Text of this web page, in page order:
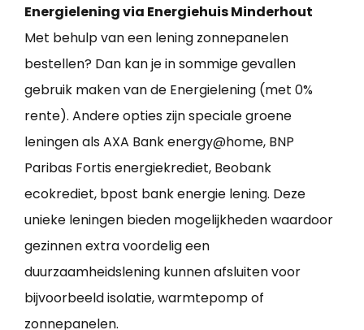
Energielening via Energiehuis Minderhout
Met behulp van een lening zonnepanelen
bestellen? Dan kan je in sommige gevallen
gebruik maken van de Energielening (met 0%
rente). Andere opties zijn speciale groene
leningen als AXA Bank energy@home, BNP
Paribas Fortis energiekrediet, Beobank
ecokrediet, bpost bank energie lening. Deze
unieke leningen bieden mogelijkheden waardoor
gezinnen extra voordelig een
duurzaamheidslening kunnen afsluiten voor
bijvoorbeeld isolatie, warmtepomp of
zonnepanelen.